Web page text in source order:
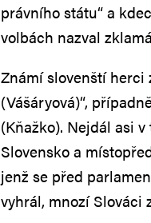
právního státu“ a
volbách nazval
Známí slovenští herci
(Vášáryová)“,
(Kňažko). Nejdál asi
Slovensko a
jenž se před
vyhrál, mnozí Slováci